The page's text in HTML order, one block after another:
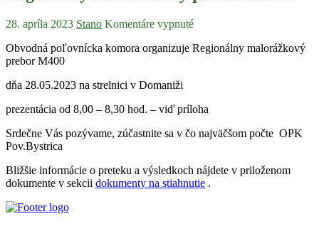
28. apríla 2023 Stano Komentáre vypnuté
Obvodná poľovnícka komora organizuje Regionálny malorážkový
prebor M400
dňa 28.05.2023 na strelnici v Domaniži
prezentácia od 8,00 – 8,30 hod. – viď príloha
Srdečne Vás pozývame, zúčastnite sa v čo najväčšom počte OPK
Pov.Bystrica
Bližšie informácie o preteku a výsledkoch nájdete v priloženom
dokumente v sekcii dokumenty na stiahnutie .